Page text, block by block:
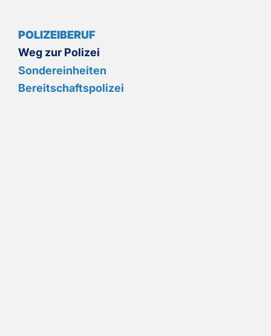
POLIZEIBERUF
Weg zur Polizei
Sondereinheiten
Bereitschaftspolizei